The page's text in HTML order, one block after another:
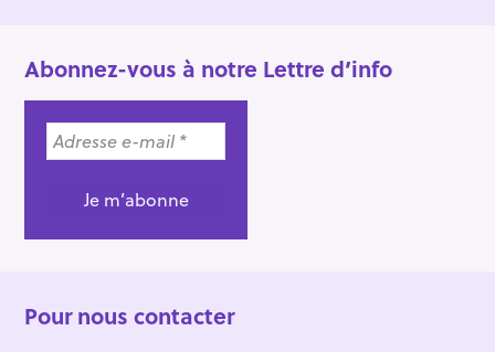
Abonnez-vous à notre Lettre d’info
Pour nous contacter